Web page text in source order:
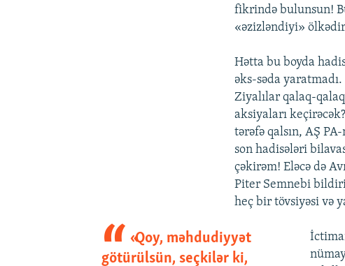
fikrində bulunsun!
«əzizləndiyi»
Hətta bu boyda
əks-səda
Ziyalılar qalaq-
aksiyaları
tərəfə qalsın, AŞ
son hadisələri
çəkirəm! Eləcə də
Piter Semnebi
heç bir tövsiyəsi və
«Qoy, məhdudiyyət
götürülsün, seçkilər ki,